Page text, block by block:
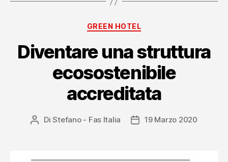
Categorie
GREEN HOTEL
Diventare una struttura
ecosostenibile
accreditata
Autore
DiStefano - Fas Italia
Data19 Marzo 2020